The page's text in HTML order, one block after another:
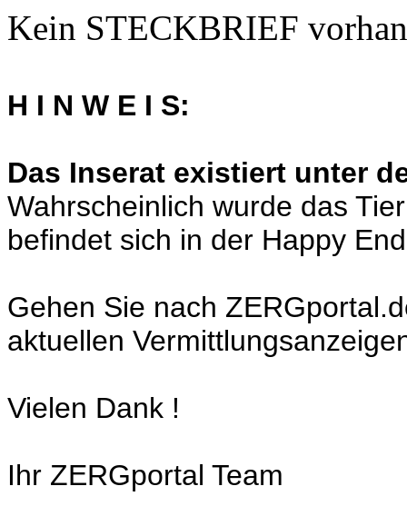
Kein STECKBRIEF
H I N W E I S:
Das Inserat existiert unter
Wahrscheinlich wurde das
befindet sich in der Happy
Gehen Sie nach
aktuellen
Vielen Dank !
Ihr ZERGportal Team